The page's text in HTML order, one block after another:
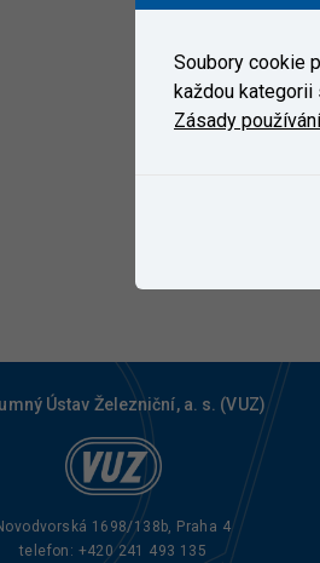
Ústav Železniční, a. s. (VUZ)
1698/138b, Praha 4
telefon: +420 241 493 135
Soubory cookie
každou
Zásady